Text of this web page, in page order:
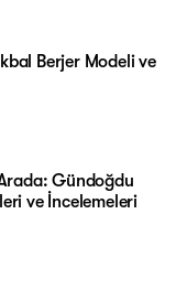
Berjer Modeli ve
Gündoğdu
ve İncelemeleri